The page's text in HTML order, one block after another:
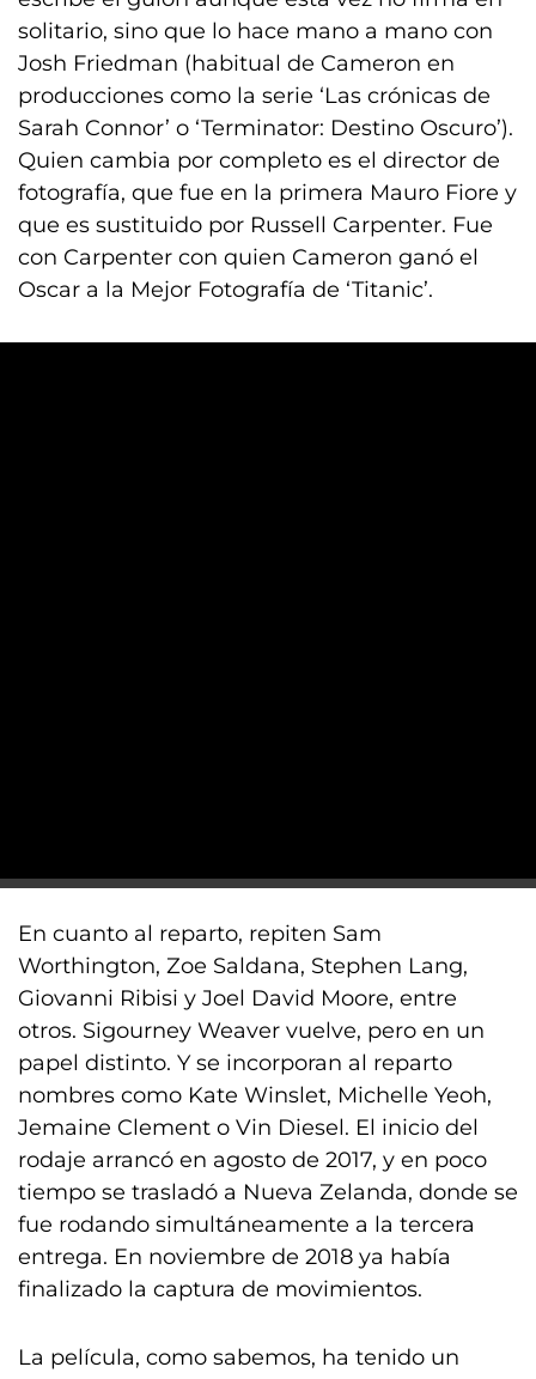
solitario, sino que lo hace mano a mano con
Josh Friedman (habitual de Cameron en
producciones como la serie ‘Las crónicas de
Sarah Connor’ o ‘Terminator: Destino Oscuro’).
Quien cambia por completo es el director de
fotografía, que fue en la primera Mauro Fiore y
que es sustituido por Russell Carpenter. Fue
con Carpenter con quien Cameron ganó el
Oscar a la Mejor Fotografía de ‘Titanic’.
En cuanto al reparto, repiten Sam
Worthington, Zoe Saldana, Stephen Lang,
Giovanni Ribisi y Joel David Moore, entre
otros. Sigourney Weaver vuelve, pero en un
papel distinto. Y se incorporan al reparto
nombres como Kate Winslet, Michelle Yeoh,
Jemaine Clement o Vin Diesel. El inicio del
rodaje arrancó en agosto de 2017, y en poco
tiempo se trasladó a Nueva Zelanda, donde se
fue rodando simultáneamente a la tercera
entrega. En noviembre de 2018 ya había
finalizado la captura de movimientos.
La película, como sabemos, ha tenido un